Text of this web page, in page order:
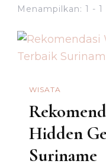
Menampilkan: 1 -
WISATA
Hidden
Suriname